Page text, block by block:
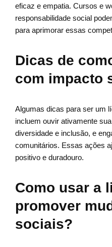
eficaz e empatia. Cursos e
responsabilidade social
para aprimorar essas
Dicas de
com impacto
Algumas dicas para ser um
incluem ouvir ativamente
diversidade e inclusão, e
comunitários. Essas ações
positivo e duradouro.
Como usar a
promover
sociais?